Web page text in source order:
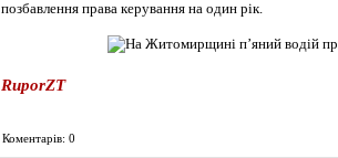
позбавлення права керування на один рік.
RuporZT
Коментарів: 0